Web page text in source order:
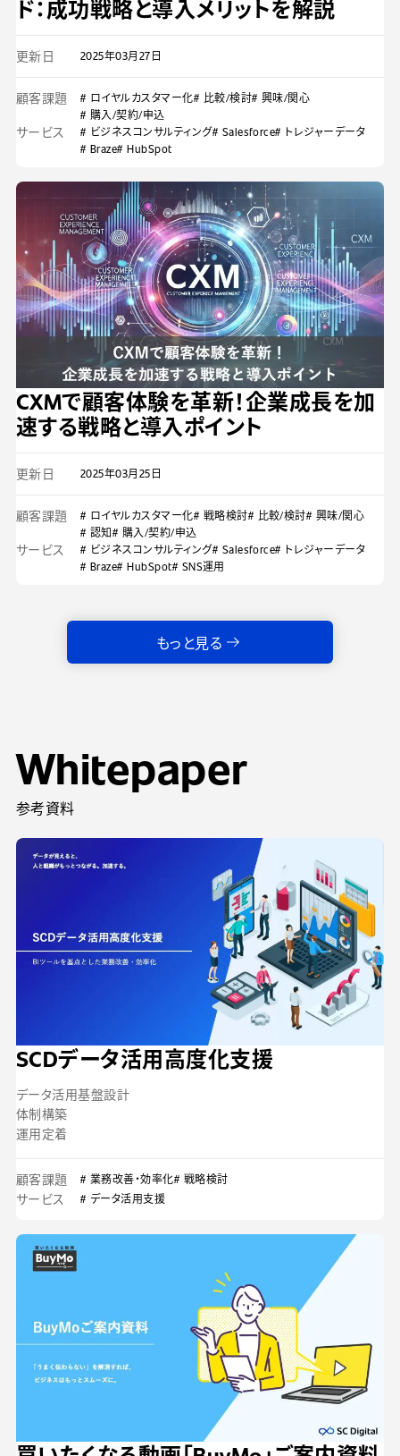
ド：成功戦略と導入メリットを解説
更新日 2025年03月27日
顧客課題 # ロイヤルカスタマー化# 比較/検討# 興味/関心
# 購入/契約/申込
サービス # ビジネスコンサルティング# Salesforce# トレジャーデータ
# Braze# HubSpot
CXMで顧客体験を革新！企業成長を加
速する戦略と導入ポイント
更新日 2025年03月25日
顧客課題 # ロイヤルカスタマー化# 戦略検討# 比較/検討# 興味/関心
# 認知# 購入/契約/申込
サービス # ビジネスコンサルティング# Salesforce# トレジャーデータ
# Braze# HubSpot# SNS運用
もっと見る
Whitepaper
参考資料
SCDデータ活用高度化支援
データ活用基盤設計
体制構築
運用定着
顧客課題 # 業務改善・効率化# 戦略検討
サービス # データ活用支援